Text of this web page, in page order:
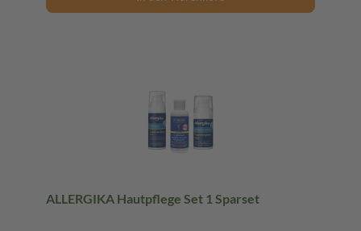
ALLERGIKA Hautpflege Set 1 Sparset